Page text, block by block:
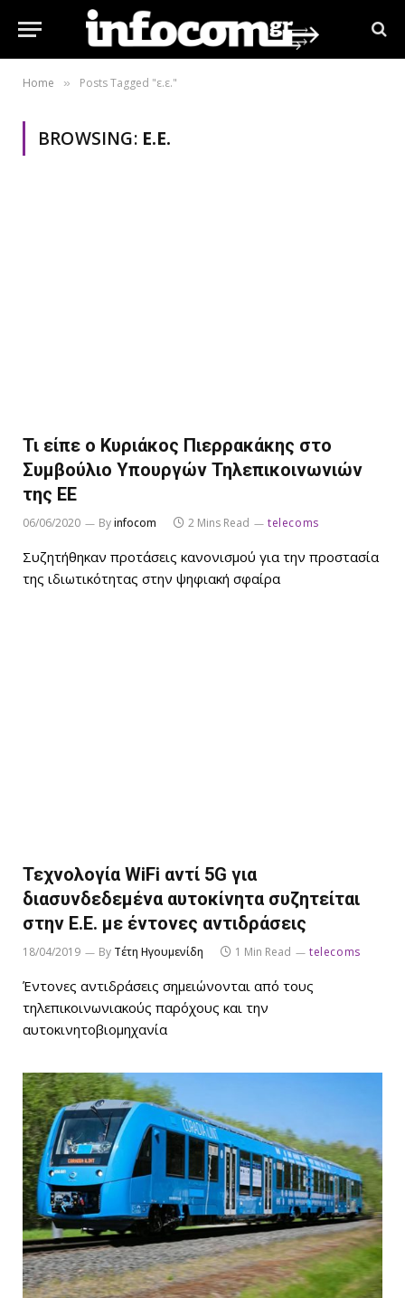
Home » Posts Tagged "ε.ε."
BROWSING: Ε.Ε.
Τι είπε ο Κυριάκος Πιερρακάκης στο
Συμβούλιο Υπουργών Τηλεπικοινωνιών
της ΕΕ
06/06/2020 Byinfocom 2 Mins Read telecoms
Συζητήθηκαν προτάσεις κανονισμού για την προστασία
της ιδιωτικότητας στην ψηφιακή σφαίρα
Τεχνολογία WiFi αντί 5G για
διασυνδεδεμένα αυτοκίνητα συζητείται
στην Ε.Ε. με έντονες αντιδράσεις
18/04/2019 By Τέτη Ηγουμενίδη 1 Min Read telecoms
Έντονες αντιδράσεις σημειώνονται από τους
τηλεπικοινωνιακούς παρόχους και την
αυτοκινητοβιομηχανία